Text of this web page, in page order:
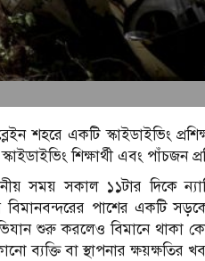
শহরে একটি স্কাইডাইভিং
শিক্ষার্থী এবং পাঁচজন
সময় সকাল ১১টার দিকে
বিমানবন্দরের পাশের একটি
শুরু করলেও বিমানে থাকা
ব্যক্তি বা স্থাপনার ক্ষয়ক্ষতির